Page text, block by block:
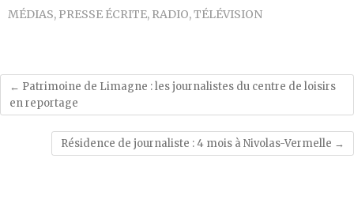
MÉDIAS, PRESSE ÉCRITE, RADIO,TÉLÉVISION
← Patrimoine de Limagne : les journalistes du centre de loisirs
en reportage
Résidence de journaliste : 4 mois à Nivolas-Vermelle →